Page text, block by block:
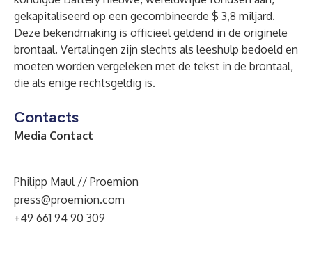
gekapitaliseerd op een gecombineerde $ 3,8 miljard.
Deze bekendmaking is officieel geldend in de originele
brontaal. Vertalingen zijn slechts als leeshulp bedoeld en
moeten worden vergeleken met de tekst in de brontaal,
die als enige rechtsgeldig is.
Contacts
Media Contact
Philipp Maul // Proemion
press@proemion.com
+49 661 94 90 309